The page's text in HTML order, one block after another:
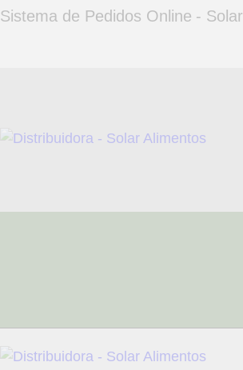
Sistema de Pedidos Online -
HOME